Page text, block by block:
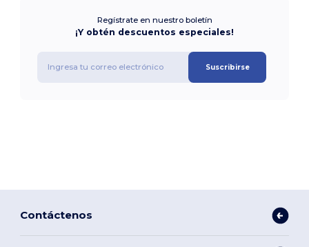
Regístrate en nuestro boletín
¡Y obtén descuentos especiales!
Suscribirse
Contáctenos